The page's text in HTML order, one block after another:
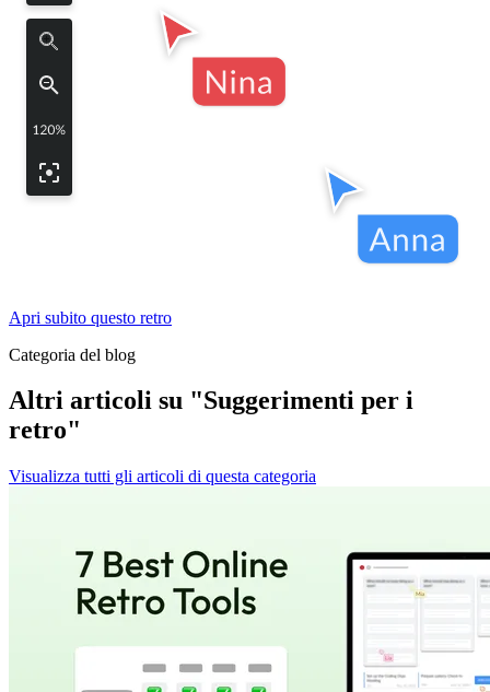
Apri subito questo retro
Categoria del blog
Altri articoli su "Suggerimenti per i
retro"
Visualizza tutti gli articoli di questa categoria